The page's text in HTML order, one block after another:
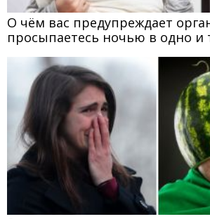
О чём вас предупреждает
просыпаетесь ночью в одно и